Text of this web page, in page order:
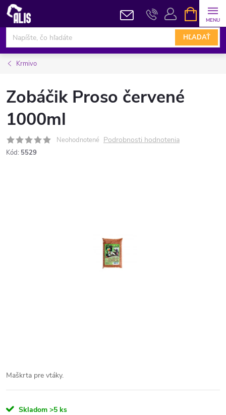
Prejsť
obsah
HĽADAŤ
KOŠÍK
Krmivo
Zobáčik Proso červené
1000ml
Neohodnotené Podrobnosti hodnotenia
Kód: 5529
Maškrta pre vtáky.
Skladom >5 ks